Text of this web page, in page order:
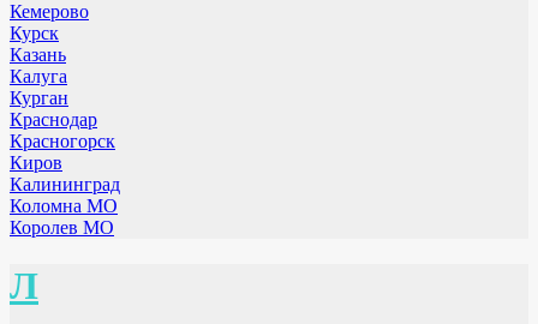
Кемерово
Курск
Казань
Калуга
Курган
Краснодар
Красногорск
Киров
Калининград
Коломна МО
Королев МО
Л